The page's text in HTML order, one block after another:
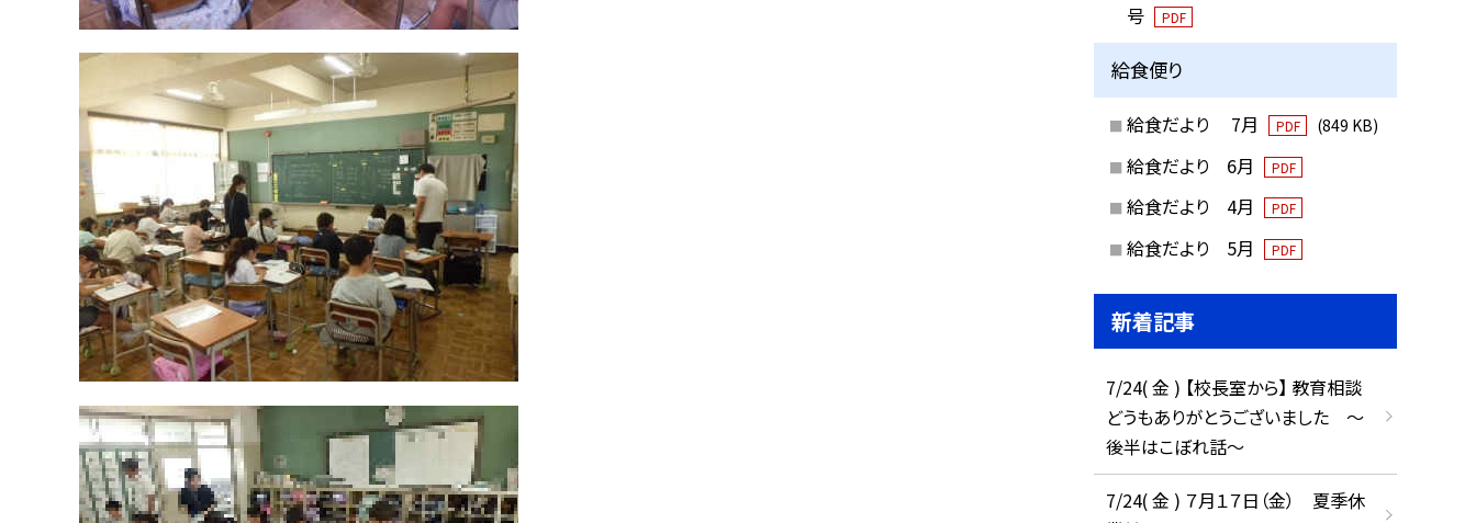
号
PDF
給食便り
給食だより 7月 PDF (849 KB)
給食だより 6月 PDF
給食だより 4月 PDF
給食だより 5月 PDF
新着記事
7/24( 金 ) 【校長室から】 教育相談
どうもありがとうございました ～
後半はこぼれ話～
7/24( 金 ) ７月１７日（金） 夏季休